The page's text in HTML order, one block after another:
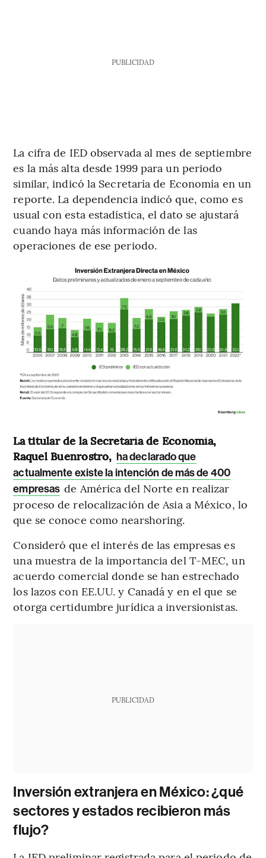
PUBLICIDAD
La cifra de IED observada al mes de septiembre
es la más alta desde 1999 para un periodo
similar, indicó la Secretaría de Economía en un
reporte. La dependencia indicó que, como es
usual con esta estadística, el dato se ajustará
cuando haya más información de las
operaciones de ese periodo.
La titular de la Secretaría de Economía,
Raquel Buenrostro, ha declarado que
actualmente existe la intención de más de 400
empresas de América del Norte en realizar
proceso de relocalización de Asia a México, lo
que se conoce como nearshoring.
Consideró que el interés de las empresas es
una muestra de la importancia del T-MEC, un
acuerdo comercial donde se han estrechado
los lazos con EE.UU. y Canadá y en el que se
otorga certidumbre jurídica a inversionistas.
PUBLICIDAD
Inversión extranjera en México: ¿qué
sectores y estados recibieron más
flujo?